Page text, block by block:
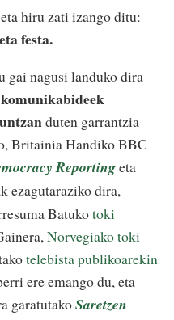
hiru zati izango ditu:
festa.
gai nagusi landuko dira
duten garrantzia
Britainia Handiko BBC
Reportingeta
ezagutaraziko dira,
Batukotoki
Norvegiako toki
telebista publikoarekin
ere emango du, eta
garatutakoSaretzen